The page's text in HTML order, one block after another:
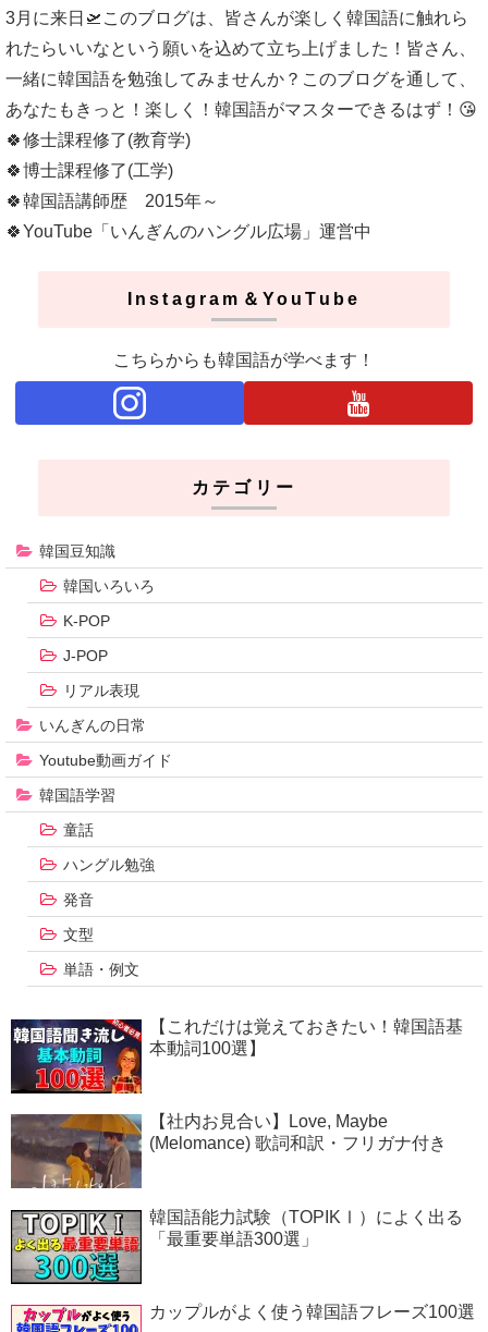
3月に来日🛫このブログは、皆さんが楽しく韓国語に触れら
れたらいいなという願いを込めて立ち上げました！皆さん、
一緒に韓国語を勉強してみませんか？このブログを通して、
あなたもきっと！楽しく！韓国語がマスターできるはず！😘
🍀修士課程修了(教育学)
🍀博士課程修了(工学)
🍀韓国語講師歴 2015年～
🍀YouTube「いんぎんのハングル広場」運営中
Instagram＆YouTube
こちらからも韓国語が学べます！
カテゴリー
韓国豆知識
韓国いろいろ
K-POP
J-POP
リアル表現
いんぎんの日常
Youtube動画ガイド
韓国語学習
童話
ハングル勉強
発音
文型
単語・例文
【これだけは覚えておきたい！韓国語基
本動詞100選】
【社内お見合い】Love, Maybe
(Melomance) 歌詞和訳・フリガナ付き
韓国語能力試験（TOPIKⅠ）によく出る
「最重要単語300選」
カップルがよく使う韓国語フレーズ100選